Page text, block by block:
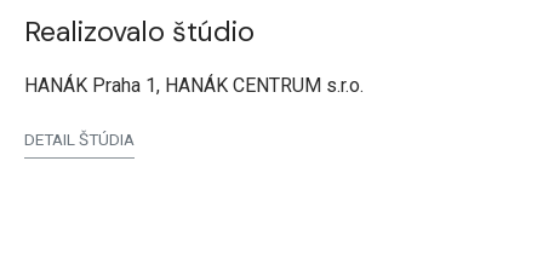
Realizovalo štúdio
HANÁK Praha 1, HANÁK CENTRUM s.r.o.
DETAIL ŠTÚDIA